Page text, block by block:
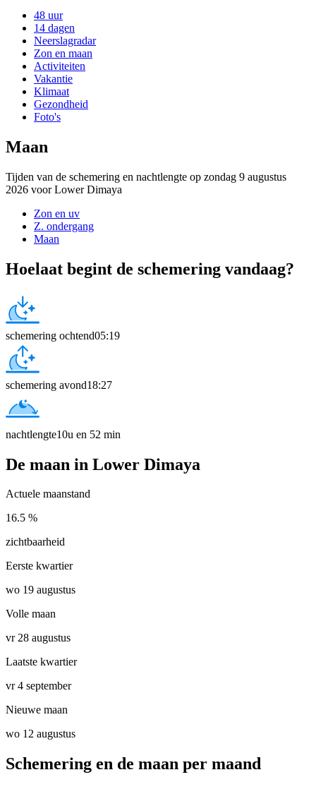
48 uur
14 dagen
Neerslagradar
Zon en maan
Activiteiten
Vakantie
Klimaat
Gezondheid
Foto's
Maan
Tijden van de schemering en nachtlengte op zondag 9 augustus
2026 voor Lower Dimaya
Zon en uv
Z. ondergang
Maan
Hoelaat begint de schemering vandaag?
schemering ochtend05:19
schemering avond18:27
nachtlengte10u en 52 min
De maan in Lower Dimaya
Actuele maanstand
16.5 %
zichtbaarheid
Eerste kwartier
wo 19 augustus
Volle maan
vr 28 augustus
Laatste kwartier
vr 4 september
Nieuwe maan
wo 12 augustus
Schemering en de maan per maand